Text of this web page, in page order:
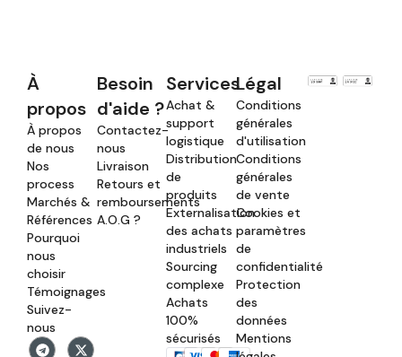
À
propos
À propos
de nous
Nos
process
Marchés &
Références
Pourquoi
nous
choisir
Témoignages
Suivez-
nous
Besoin
d'aide ?
Contactez-
nous
Livraison
Retours et
remboursements
A.O.G ?
Services
Achat &
support
logistique
Distribution
de
produits
Externalisation
des achats
industriels
Sourcing
complexe
Achats
100%
sécurisés
Légal
Conditions
générales
d'utilisation
Conditions
générales
de vente
Cookies et
paramètres
de
confidentialité
Protection
des
données
Mentions